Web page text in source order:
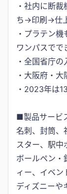
・社内に断
ち→印刷→仕
・プラテン
ワンパスでで
・全国省庁の
・大阪府・
・2023年は
■製品サービ
名刺、封筒、
スター、駅中
ボールペン・
ィー、イベン
ディズニーや